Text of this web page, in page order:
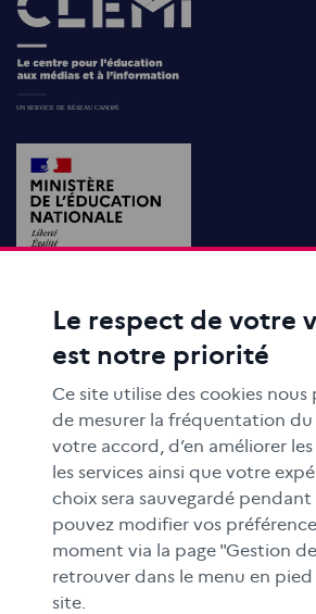
ACTIONS ÉDUCATIVES
FORMATION
RESSOURCES
MÉDIAS SCOLAIRES
FAMILLES
Le CLEMI
En académies
À l'international
CLEMI sup
Le respect de votre
est notre priorité
Ce site utilise des cookies
de mesurer la fréquentation du
votre accord, d’en améliorer
les services ainsi que votre
choix sera sauvegardé pendant
pouvez modifier vos
moment via la page "Gestion
retrouver dans le menu en
site.